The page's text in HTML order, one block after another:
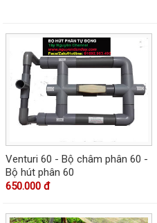
Venturi 60 - Bộ châm phân 60 -
Bộ hút phân 60
650.000 đ